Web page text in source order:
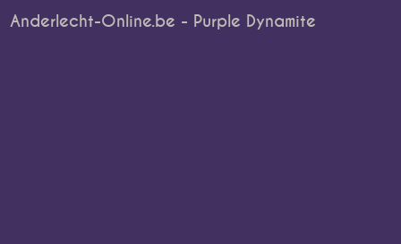
Anderlecht-Online.be - Purple Dynamite